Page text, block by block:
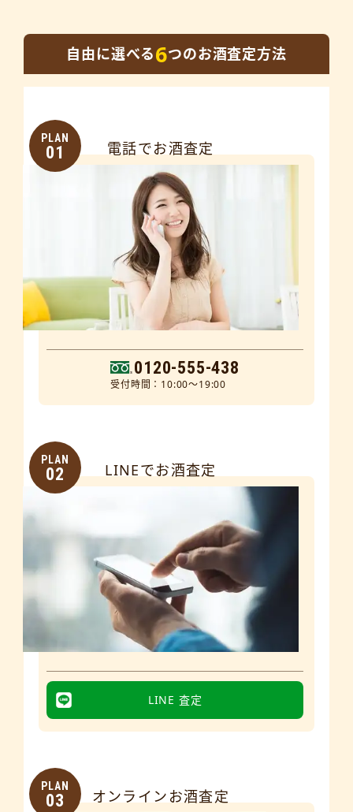
自由に選べる6つのお酒査定方法
PLAN
01 電話でお酒査定
0120-555-438
受付時間：10:00～19:00
PLAN
02 LINEでお酒査定
LINE 査定
PLAN
03 オンラインお酒査定